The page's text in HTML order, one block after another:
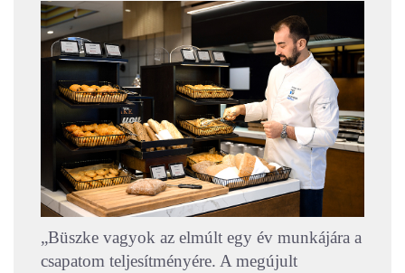
„Büszke vagyok az elmúlt egy év munkájára a
csapatom teljesítményére. A megújult